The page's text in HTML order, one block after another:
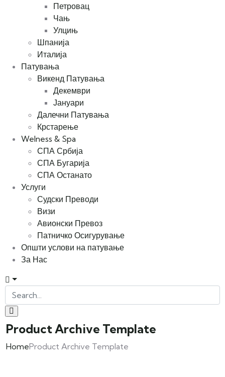
Петровац
Чањ
Улцињ
Шпанија
Италија
Патувања
Викенд Патувања
Декември
Јануари
Далечни Патувања
Крстарење
Welness & Spa
СПА Србија
СПА Бугарија
СПА Останато
Услуги
Судски Преводи
Визи
Авионски Превоз
Патничко Осигурување
Општи услови на патување
За Нас
Product Archive Template
HomeProduct Archive Template